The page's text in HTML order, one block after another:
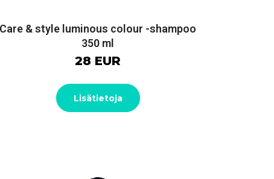
Care & style luminous colour -shampoo
350 ml
28 EUR
Lisätietoja